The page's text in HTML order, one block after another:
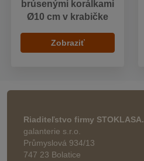
brúsenými korálkami
Ø10 cm v krabičke
Zobraziť
Riaditeľstvo firmy STOKLASA.
galanterie s.r.o.
Průmyslová 934/13
747 23 Bolatice